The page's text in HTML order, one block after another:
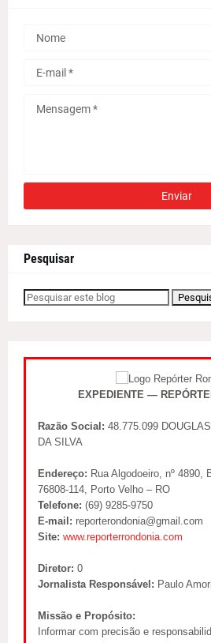
Pesquisar
EXPEDIENTE —
Razão Social: 48.775.099
DA SILVA
Endereço: Rua Algodoeiro, nº 4890,
76808-114, Porto Velho – RO
Telefone: (69) 9285-9750
E-mail: reporterondonia@gmail.com
Site: www.reporterrondonia.com
Diretor: 0
Jornalista Responsável: Paulo
Missão e Propósito:
Informar com precisão e